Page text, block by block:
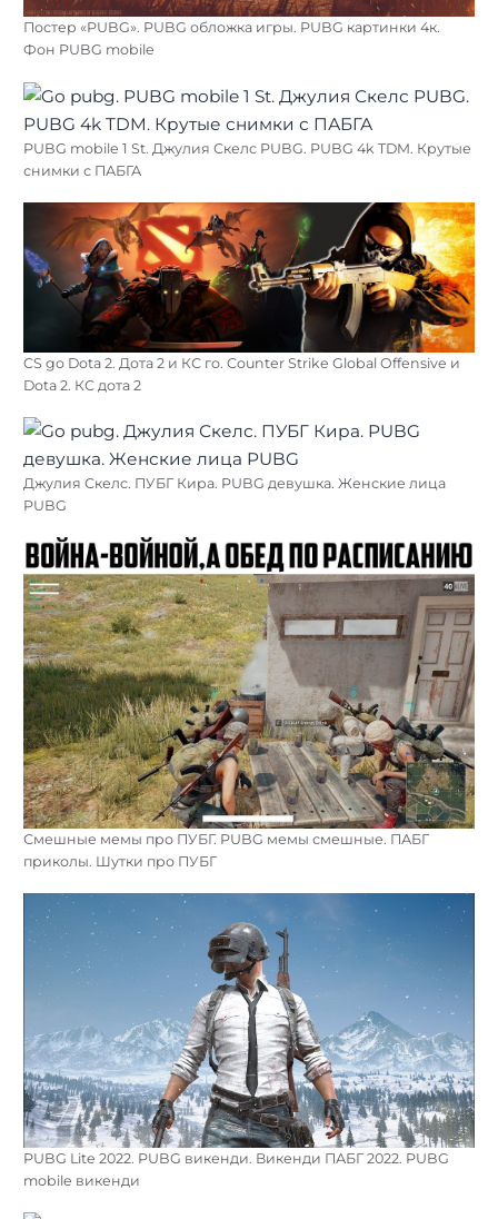
Постер «PUBG». PUBG обложка игры. PUBG картинки 4к.
Фон PUBG mobile
PUBG mobile 1 St. Джулия Скелс PUBG. PUBG 4k TDM. Крутые
снимки с ПАБГА
CS go Dota 2. Дота 2 и КС го. Counter Strike Global Offensive и
Dota 2. КС дота 2
Джулия Скелс. ПУБГ Кира. PUBG девушка. Женские лица
PUBG
Смешные мемы про ПУБГ. PUBG мемы смешные. ПАБГ
приколы. Шутки про ПУБГ
PUBG Lite 2022. PUBG викенди. Викенди ПАБГ 2022. PUBG
mobile викенди